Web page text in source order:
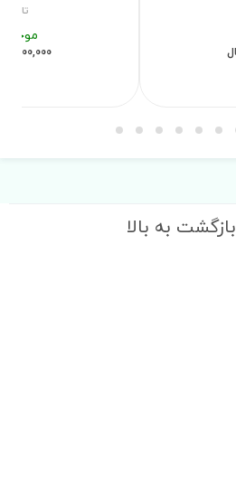
تاریخ
موجود
4,400,000 ریال
بازگشت به بالا